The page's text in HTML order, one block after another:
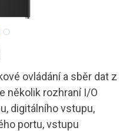
ovládání a sběr dat z
několik rozhraní I/O
digitálního vstupu,
portu, vstupu